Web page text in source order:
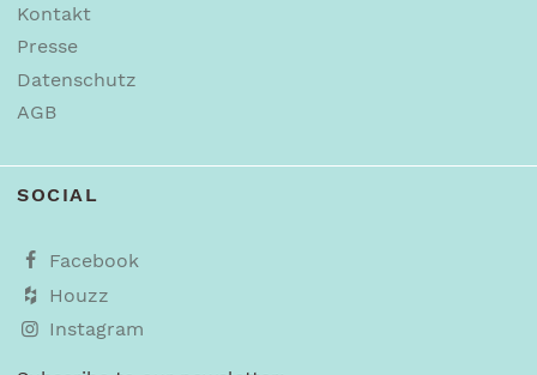
Kontakt
Presse
Datenschutz
AGB
SOCIAL
Facebook
Houzz
Instagram